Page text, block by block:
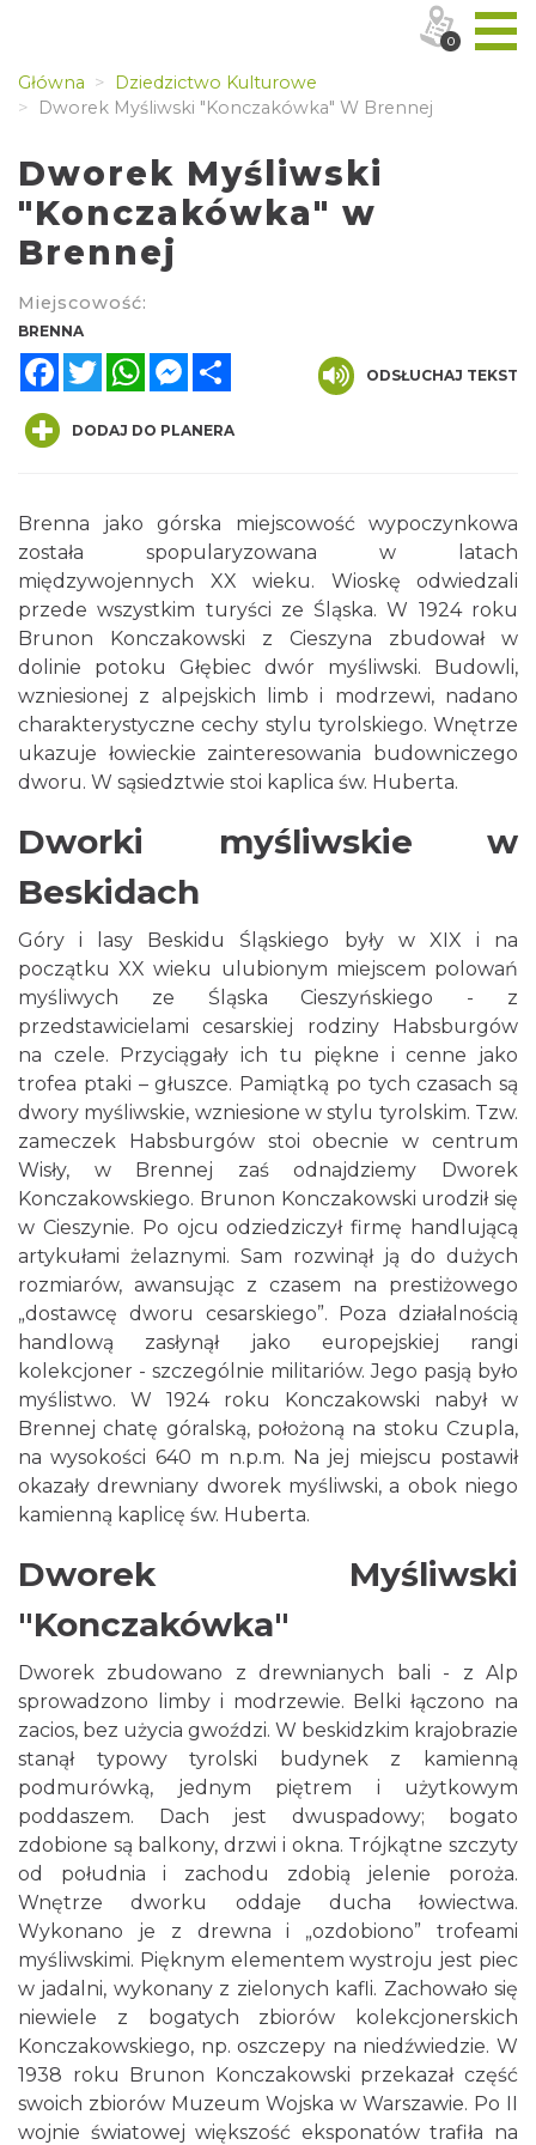
Główna
Dziedzictwo Kulturowe
Dworek Myśliwski "Konczakówka" W Brennej
Dworek Myśliwski
"Konczakówka" w
Brennej
Miejscowość:
BRENNA
FacebookTwitterWhatsAppMessenger
ODSŁUCHAJ TEKST
DODAJ DO PLANERA
Brenna jako górska miejscowość wypoczynkowa
została spopularyzowana w latach
międzywojennych XX wieku. Wioskę odwiedzali
przede wszystkim turyści ze Śląska. W 1924 roku
Brunon Konczakowski z Cieszyna zbudował w
dolinie potoku Głębiec dwór myśliwski. Budowli,
wzniesionej z alpejskich limb i modrzewi, nadano
charakterystyczne cechy stylu tyrolskiego. Wnętrze
ukazuje łowieckie zainteresowania budowniczego
dworu. W sąsiedztwie stoi kaplica św. Huberta.
Dworki myśliwskie w
Beskidach
Góry i lasy Beskidu Śląskiego były w XIX i na
początku XX wieku ulubionym miejscem polowań
myśliwych ze Śląska Cieszyńskiego - z
przedstawicielami cesarskiej rodziny Habsburgów
na czele. Przyciągały ich tu piękne i cenne jako
trofea ptaki – głuszce. Pamiątką po tych czasach są
dwory myśliwskie, wzniesione w stylu tyrolskim. Tzw.
zameczek Habsburgów stoi obecnie w centrum
Wisły, w Brennej zaś odnajdziemy Dworek
Konczakowskiego. Brunon Konczakowski urodził się
w Cieszynie. Po ojcu odziedziczył firmę handlującą
artykułami żelaznymi. Sam rozwinął ją do dużych
rozmiarów, awansując z czasem na prestiżowego
„dostawcę dworu cesarskiego”. Poza działalnością
handlową zasłynął jako europejskiej rangi
kolekcjoner - szczególnie militariów. Jego pasją było
myślistwo. W 1924 roku Konczakowski nabył w
Brennej chatę góralską, położoną na stoku Czupla,
na wysokości 640 m n.p.m. Na jej miejscu postawił
okazały drewniany dworek myśliwski, a obok niego
kamienną kaplicę św. Huberta.
Dworek Myśliwski
"Konczakówka"
Dworek zbudowano z drewnianych bali - z Alp
sprowadzono limby i modrzewie. Belki łączono na
zacios, bez użycia gwoździ. W beskidzkim krajobrazie
stanął typowy tyrolski budynek z kamienną
podmurówką, jednym piętrem i użytkowym
poddaszem. Dach jest dwuspadowy; bogato
zdobione są balkony, drzwi i okna. Trójkątne szczyty
od południa i zachodu zdobią jelenie poroża.
Wnętrze dworku oddaje ducha łowiectwa.
Wykonano je z drewna i „ozdobiono” trofeami
myśliwskimi. Pięknym elementem wystroju jest piec
w jadalni, wykonany z zielonych kafli. Zachowało się
niewiele z bogatych zbiorów kolekcjonerskich
Konczakowskiego, np. oszczepy na niedźwiedzie. W
1938 roku Brunon Konczakowski przekazał część
swoich zbiorów Muzeum Wojska w Warszawie. Po II
wojnie światowej większość eksponatów trafiła na
0